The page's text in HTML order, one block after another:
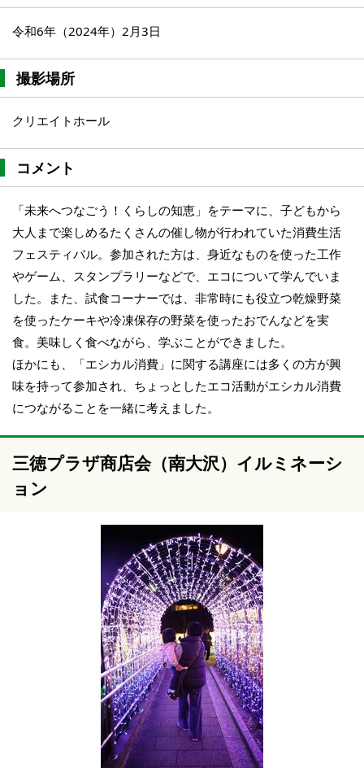
令和6年（2024年）2月3日
撮影場所
クリエイトホール
コメント
「未来へつなごう！くらしの知恵」をテーマに、子どもから
大人まで楽しめるたくさんの催し物が行われていた消費生活
フェスティバル。参加された方は、身近なものを使った工作
やゲーム、スタンプラリーなどで、エコについて学んでいま
した。また、試食コーナーでは、非常時にも役立つ乾燥野菜
を使ったケーキや冷凍保存の野菜を使ったおでんなどを実
食。美味しく食べながら、学ぶことができました。
ほかにも、「エシカル消費」に関する講座には多くの方が興
味を持って参加され、ちょっとしたエコ活動がエシカル消費
につながることを一緒に考えました。
三徳プラザ商店会（南大沢）イルミネーシ
ョン